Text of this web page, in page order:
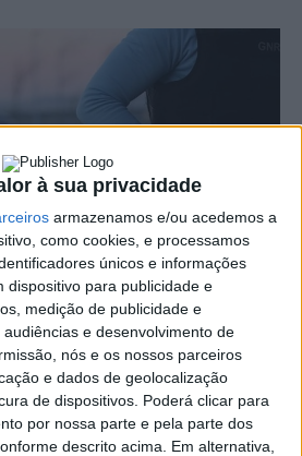
à sua privacidade
armazenamos e/ou acedemos a
como cookies, e processamos
únicos e informações
dispositivo para publicidade e
medição de publicidade e
e desenvolvimento de
nós e os nossos parceiros
e dados de geolocalização
de dispositivos. Poderá clicar para
por nossa parte e pela parte dos
descrito acima. Em alternativa,
determinou o controlo
a um homem de 34 anos que foi
feira, dia 4, no concelho de
de violência doméstica.